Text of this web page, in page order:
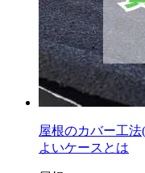
屋根のカバー工
よいケースとは